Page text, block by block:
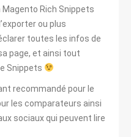
Rich Snippets
ou plus
toutes les infos de
page, et ainsi tout
Snippets
recommandé pour le
les comparateurs ainsi
sociaux qui peuvent lire